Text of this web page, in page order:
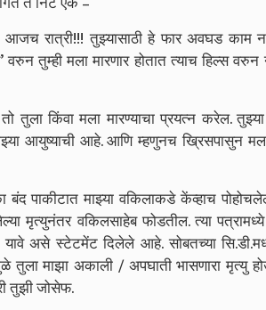
रात्री!!! तुझ्यासाठी हे फार अवघड काम
तुम्ही मला मारणार होतात त्याच हिल्स
तुला किंवा मला मारण्याचा प्रयत्न करेल.
आयुष्याची आहे. आणि म्हणुनच ख्रिसपासुन
बंद पाकीटात माझ्या वकिलाकडे केंव्हाच
मृत्युनंतर वकिलसाहेब फोडतील. त्या पत्रामध्ये
यावे असे स्टेटमेंट दिलेले आहे. सोबतच्या
तुला माझा अकाली / अपघाती भासणारा मृत्यु
तुझी जोसेफ.